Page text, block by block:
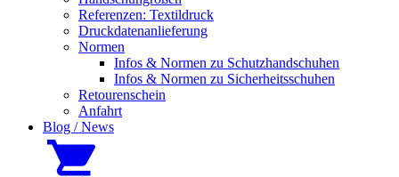
Referenzen: Textildruck
Druckdatenanlieferung
Normen
Infos & Normen zu Schutzhandschuhen
Infos & Normen zu Sicherheitsschuhen
Retourenschein
Anfahrt
Blog / News